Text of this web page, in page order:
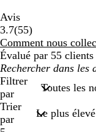
Avis
3.7(5555
avis
)
Comment nous
Évalué par 55 clients
Mes
recherches
saisies
Filtrer
par
Trier
par